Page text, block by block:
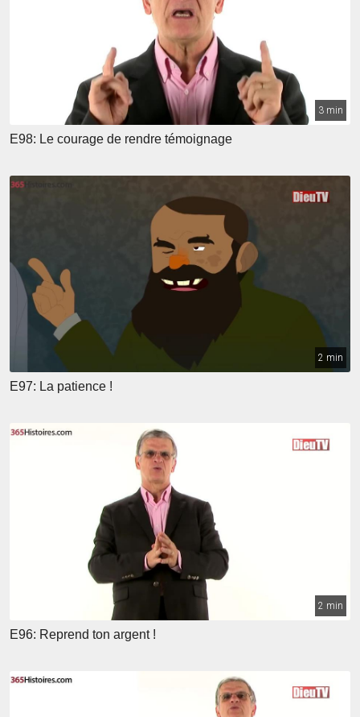
3 min
E98: Le courage de rendre témoignage
2 min
E97: La patience !
2 min
E96: Reprend ton argent !